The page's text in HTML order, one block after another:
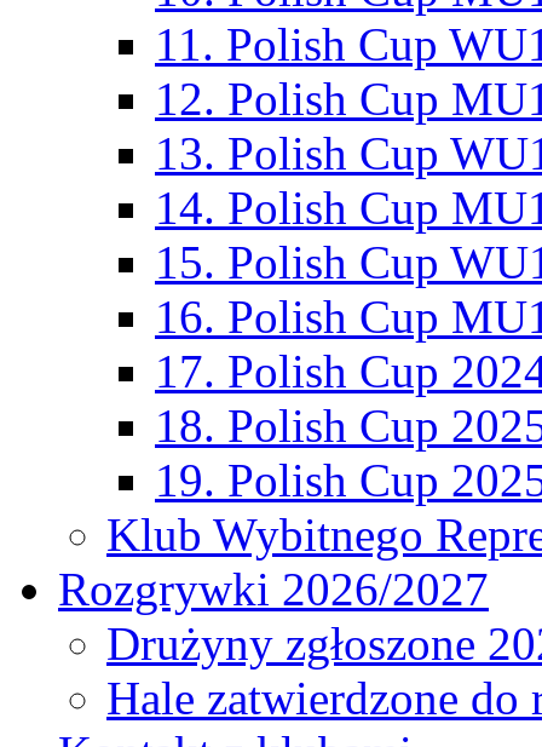
11. Polish Cup
12. Polish Cup
13. Polish Cup
14. Polish Cup
15. Polish Cup
16. Polish Cup
17. Polish Cup
18. Polish Cup
19. Polish Cup
Klub Wybitnego
Rozgrywki 2026/2027
Drużyny zgłoszone
Hale zatwierdzone